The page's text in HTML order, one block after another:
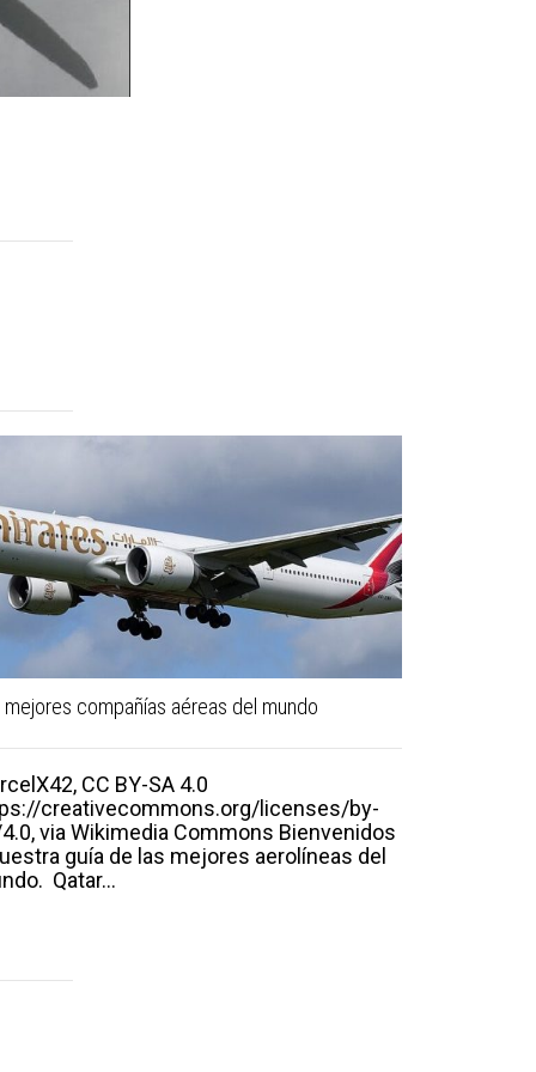
mejores compañías aéreas del mundo
CC BY-SA 4.0
creativecommons.org/licenses/by-
via Wikimedia Commons Bienvenidos
guía de las mejores aerolíneas del
Qatar...